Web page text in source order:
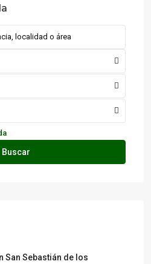
Buscar
San Sebastián de los